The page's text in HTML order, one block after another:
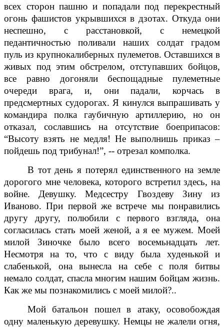
всех сторон пашню и попадали под перекрестный
огонь фашистов укрывшихся в дзотах. Откуда они
неспешно, с расстановкой, с немецкой
педантичностью поливали наших солдат градом
пуль из крупнокалиберных пулеметов. Оставшихся в
живых под этим обстрелом, отступавших бойцов,
все равно догоняли беспощадные пулеметные
очереди врага, и, они падали, корчась в
предсмертных судорогах. Я кинулся выпрашивать у
командира полка гаубичную артиллерию, но он
отказал, сославшись на отсутствие боеприпасов:
“Высоту взять не медля! Не выполнишь приказ –
пойдешь под трибунал!”, -- отрезал комполка.
В тот день я потерял единственного на земле
дорогого мне человека, которого встретил здесь, на
войне. Девушку. Медсестру Гвоздеву Зину из
Иваново. При первой же встрече мы понравились
другу другу, полюбили с первого взгляда, она
согласилась стать моей женой, а я ее мужем. Моей
милой Зиночке было всего восемьнадцать лет.
Несмотря на то, что с виду была худенькой и
слабенькой, она вынесла на себе с поля битвы
немало солдат, спасла многим нашим бойцам жизнь.
Как же мы познакомились с моей милой?..
Мой батальон пошел в атаку, осовобождая
одну маленькую деревушку. Немцы не жалели огня,